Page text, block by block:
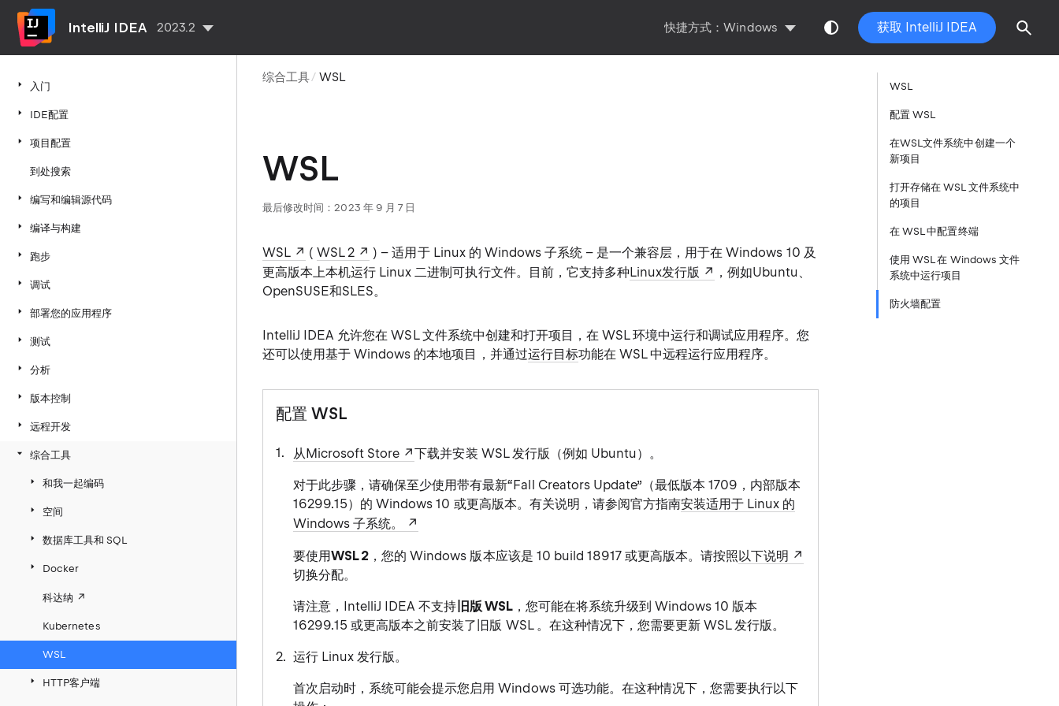
IntelliJ IDEA 2023.2 快捷方式：Windows 获取 IntelliJ IDEA
入门
IDE配置
项目配置
到处搜索
编写和编辑源代码
编译与构建
跑步
调试
部署您的应用程序
测试
分析
版本控制
远程开发
综合工具
和我一起编码
空间
数据库工具和 SQL
Docker
科达纳
Kubernetes
WSL
HTTP客户端
综合工具 WSL
WSL
最后修改时间：2023 年 9 月 7 日
WSL (WSL 2
) – 适用于 Linux 的 Windows 子系统 – 是一个兼容层，用于在 Windows 10 及
更高版本上本机运行 Linux 二进制可执行文件。目前，它支持多种Linux发行版
，例如Ubuntu、
OpenSUSE和SLES。
IntelliJ IDEA 允许您在 WSL 文件系统中创建和打开项目，在 WSL 环境中运行和调试应用程序。您
还可以使用基于 Windows 的本地项目，并通过运行目标功能在 WSL 中远程运行应用程序。
配置 WSL
从Microsoft Store 下载并安装 WSL 发行版（例如 Ubuntu）。
对于此步骤，请确保至少使用带有最新“Fall Creators Update”（最低版本 1709，内部版本
16299.15）的 Windows 10 或更高版本。有关说明，请参阅官方指南安装适用于 Linux 的
Windows 子系统。
要使用WSL 2 ，您的 Windows 版本应该是 10 build 18917 或更高版本。请按照以下说明
切换分配。
请注意，IntelliJ IDEA 不支持 旧版 WSL，您可能在将系统升级到 Windows 10 版本
16299.15 或更高版本之前安装了旧版 WSL 。在这种情况下，您需要更新 WSL 发行版。
运行 Linux 发行版。
首次启动时，系统可能会提示您启用 Windows 可选功能。在这种情况下，您需要执行以下
WSL
配置 WSL
在WSL文件系统中创建一个
新项目
打开存储在 WSL 文件系统中
的项目
在 WSL 中配置终端
使用 WSL 在 Windows 文件
系统中运行项目
防火墙配置